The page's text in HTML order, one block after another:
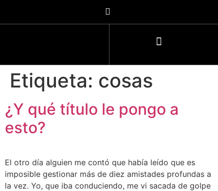
Etiqueta: cosas
¿Y qué título le pongo a
esto?
El otro día alguien me contó que había leído que es
imposible gestionar más de diez amistades profundas a
la vez. Yo, que iba conduciendo, me vi sacada de golpe